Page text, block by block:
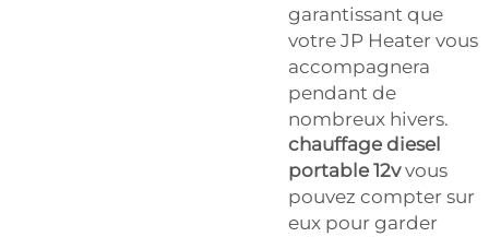
garantissant que
votre JP Heater vous
accompagnera
pendant de
nombreux hivers.
chauffage diesel
portable 12vvous
pouvez compter sur
eux pour garder